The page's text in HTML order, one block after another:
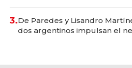
3.De Paredes y Lisandro
dos argentinos impulsan el